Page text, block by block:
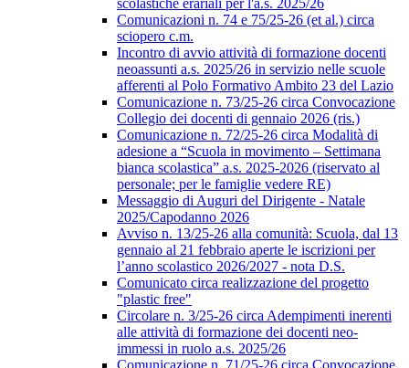
scolastiche erariali per l'a.s. 2025/26
Comunicazioni n. 74 e 75/25-26 (et al.) circa
sciopero c.m.
Incontro di avvio attività di formazione docenti
neoassunti a.s. 2025/26 in servizio nelle scuole
afferenti al Polo Formativo Ambito 23 del Lazio
Comunicazione n. 73/25-26 circa Convocazione
Collegio dei docenti di gennaio 2026 (ris.)
Comunicazione n. 72/25-26 circa Modalità di
adesione a “Scuola in movimento – Settimana
bianca scolastica” a.s. 2025-2026 (riservato al
personale; per le famiglie vedere RE)
Messaggio di Auguri del Dirigente - Natale
2025/Capodanno 2026
Avviso n. 13/25-26 alla comunità: Scuola, dal 13
gennaio al 21 febbraio aperte le iscrizioni per
l’anno scolastico 2026/2027 - nota D.S.
Comunicato circa realizzazione del progetto
"plastic free"
Circolare n. 3/25-26 circa Adempimenti inerenti
alle attività di formazione dei docenti neo-
immessi in ruolo a.s. 2025/26